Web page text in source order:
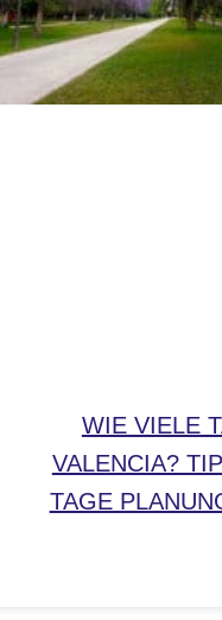
WIE VIELE
VALENCIA?
TAGE